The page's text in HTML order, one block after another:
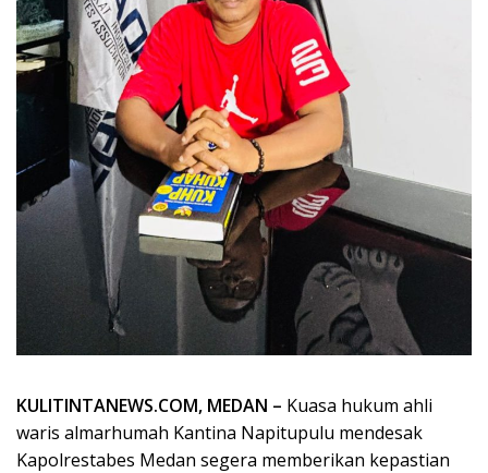
KULITINTANEWS.COM, MEDAN – Kuasa hukum ahli
waris almarhumah Kantina Napitupulu mendesak
Kapolrestabes Medan segera memberikan kepastian